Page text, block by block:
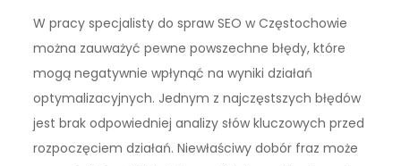
W pracy specjalisty do spraw SEO w Częstochowie
można zauważyć pewne powszechne błędy, które
mogą negatywnie wpłynąć na wyniki działań
optymalizacyjnych. Jednym z najczęstszych błędów
jest brak odpowiedniej analizy słów kluczowych przed
rozpoczęciem działań. Niewłaściwy dobór fraz może